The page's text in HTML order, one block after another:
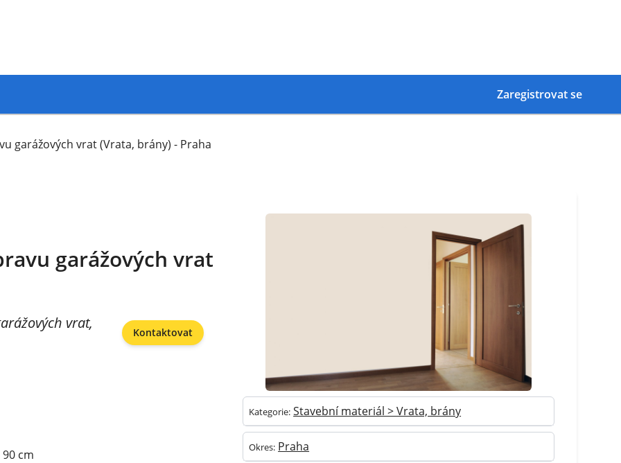
Zaregistrovat se
garážových vrat (Vrata, brány) - Praha
garážových vrat
vrat,
Kontaktovat
cm
Kategorie: Stavební materiál > Vrata, brány
Okres: Praha